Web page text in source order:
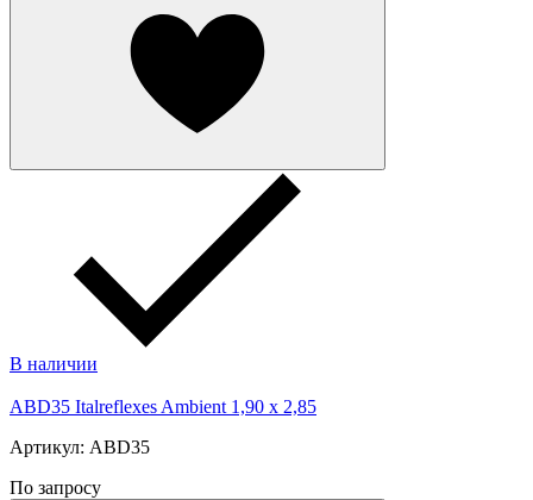
В наличии
ABD35 Italreflexes Ambient 1,90 x 2,85
Артикул: ABD35
По запросу